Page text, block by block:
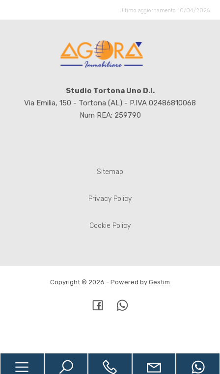
Ultimo aggiornamento 10/04/2026
Studio Tortona Uno D.I.
Via Emilia, 150 - Tortona (AL) - P.IVA 02486810068
Num REA: 259790
Sitemap
Privacy Policy
Cookie Policy
Copyright © 2026 - Powered by Gestim
Torna su